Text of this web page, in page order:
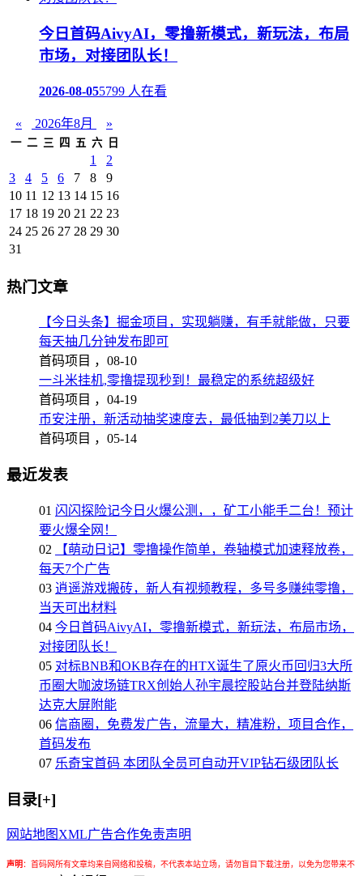
今日首码AivyAI，零撸新模式，新玩法，布局
市场，对接团队长！
2026-08-055799 人在看
« 2026年8月 »
一 二 三 四 五 六 日
1
2
3
4 5 6 7 8
9
10 11 12 13 14 15 16
17 18 19 20 21 22 23
24 25 26 27 28 29 30
31
热门文章
【今日头条】掘金项目，实现躺赚，有手就能做，只要
每天抽几分钟发布即可
首码项目 ， 08-10
一斗米挂机,零撸提现秒到！最稳定的系统超级好
首码项目 ， 04-19
币安注册，新活动抽奖速度去，最低抽到2美刀以上
首码项目 ， 05-14
最近发表
01 闪闪探险记今日火爆公测，，矿工小能手二台！预计
要火爆全网！
02
【萌动日记】零撸操作简单，卷轴模式加速释放卷，
每天7个广告
03 逍遥游戏搬砖，新人有视频教程，多号多赚纯零撸，
当天可出材料
04 今日首码AivyAI，零撸新模式，新玩法，布局市场，
对接团队长！
05 对标BNB和OKB存在的HTX诞生了原火币回归3大所
币圈大咖波场链TRX创始人孙宇晨控股站台并登陆纳斯
达克大屏附能
06 信商圈，免费发广告，流量大，精准粉，项目合作，
首码发布
07 乐奇宝首码 本团队全员可自动开VIP钻石级团队长
目录[+]
网站地图 XML广告合作免责声明
声明： 首码网所有文章均来自网络和投稿，不代表本站立场，请勿盲目下载注册，以免为您带来不